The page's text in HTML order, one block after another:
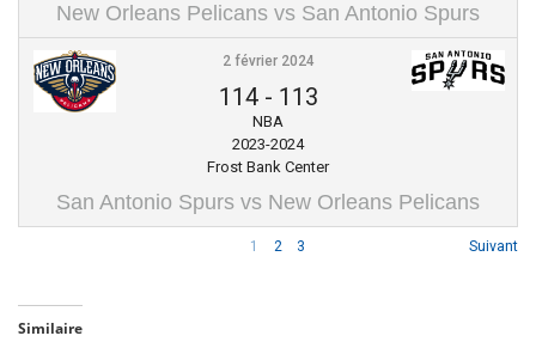
New Orleans Pelicans vs San Antonio Spurs
2 février 2024
114- 113
NBA
2023-2024
Frost Bank Center
San Antonio Spurs vs New Orleans Pelicans
1 2 3 Suivant
Similaire